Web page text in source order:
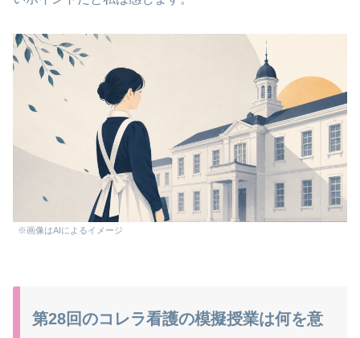
※画像はAIによるイメージ
第28回のコレラ看護の模擬授業は何を意